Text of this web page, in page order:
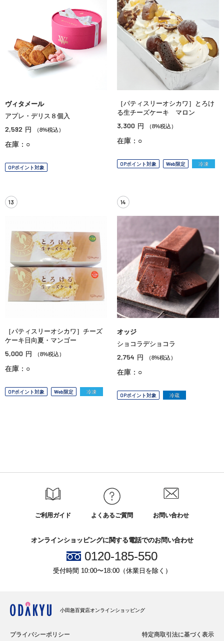
ヴィタメール
アプレ・デリス８個入
2,592 円 （8%税込）
在庫：○
OPポイント対象
［パティスリーオシカワ］とろけ
る生チーズケーキ マロン
3,300 円 （8%税込）
在庫：○
OPポイント対象 Web限定 冷凍
13
［パティスリーオシカワ］チーズ
ケーキ日向夏・マンゴー
5,000 円 （8%税込）
在庫：○
OPポイント対象 Web限定 冷凍
14
オッジ
ショコラデショコラ
2,754 円 （8%税込）
在庫：○
OPポイント対象 冷蔵
ご利用ガイド よくあるご質問 お問い合わせ
オンラインショッピングに関する電話でのお問い合わせ
0120-185-550
受付時間 10:00〜18:00（休業日を除く）
小田急百貨店オンラインショッピング
プライバシーポリシー 特定商取引法に基づく表示